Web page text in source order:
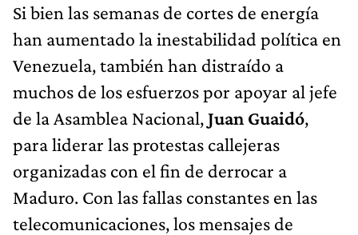
Si bien las semanas de cortes de energía
han aumentado la inestabilidad política en
Venezuela, también han distraído a
muchos de los esfuerzos por apoyar al jefe
de la Asamblea Nacional,Juan Guaidó,
para liderar las protestas callejeras
organizadas con el fin de derrocar a
Maduro. Con las fallas constantes en las
telecomunicaciones, los mensajes de